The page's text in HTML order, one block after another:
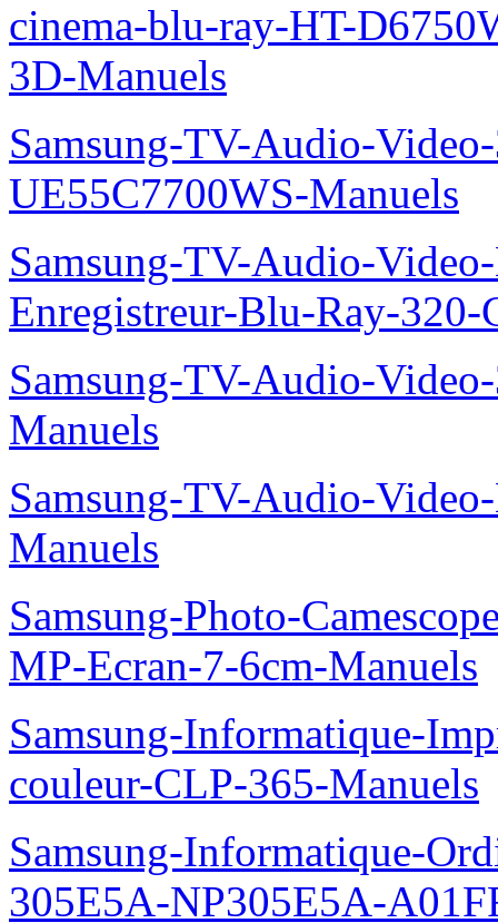
cinema-blu-ray-HT-
3D-Manuels
Samsung-TV-Audio-
UE55C7700WS-Manuels
Samsung-TV-Audio-
Enregistreur-Blu-Ray-
Samsung-TV-Audio-
Manuels
Samsung-TV-Audio-
Manuels
Samsung-Photo-
MP-Ecran-7-6cm-Manuels
Samsung-Informatique-
couleur-CLP-365-Manuels
Samsung-Informatique-
305E5A-NP305E5A-